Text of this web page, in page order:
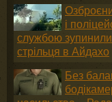
і
службою
стрільця в Айдахо
Без